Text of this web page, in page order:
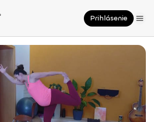
Prihlásenie